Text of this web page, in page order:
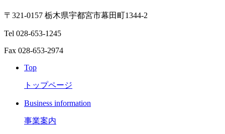
〒321-0157 栃木県宇都宮市幕田町1344-2
Tel 028-653-1245
Fax 028-653-2974
Top
トップページ
Business information
事業案内